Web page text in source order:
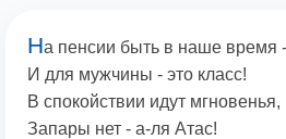
На пенсии быть в наше время -
И для мужчины - это класс!
В спокойствии идут мгновенья,
Запары нет - а-ля Атас!